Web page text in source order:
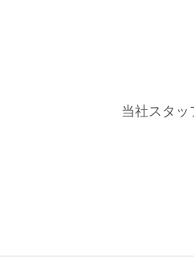
当社スタッ